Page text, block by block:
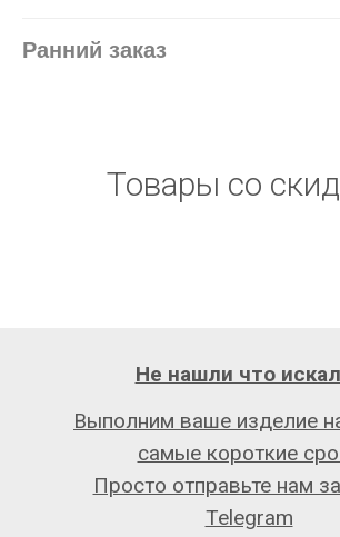
Ранний заказ
Товары со
Выполним ваше изделие
самые короткие
Просто отправьте нам
Telegram
Не нашли что